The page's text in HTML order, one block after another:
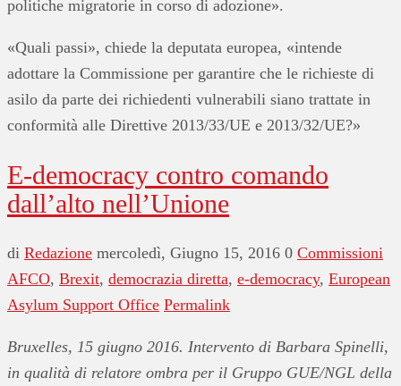
politiche migratorie in corso di adozione».
«Quali passi», chiede la deputata europea, «intende
adottare la Commissione per garantire che le richieste di
asilo da parte dei richiedenti vulnerabili siano trattate in
conformità alle Direttive 2013/33/UE e 2013/32/UE?»
E-democracy contro comando
dall’alto nell’Unione
di Redazione mercoledì, Giugno 15, 2016 0 Commissioni
AFCO, Brexit, democrazia diretta, e-democracy, European
Asylum Support Office Permalink
Bruxelles, 15 giugno 2016. Intervento di Barbara Spinelli,
in qualità di relatore ombra per il Gruppo GUE/NGL della